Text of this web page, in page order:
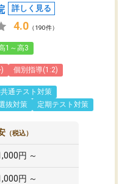
詳しく見る
4.0 （190件）
1～高3
個別指導(1:2)
通テスト対策
抜対策
定期テスト対策
（税込）
円 ～
円 ～